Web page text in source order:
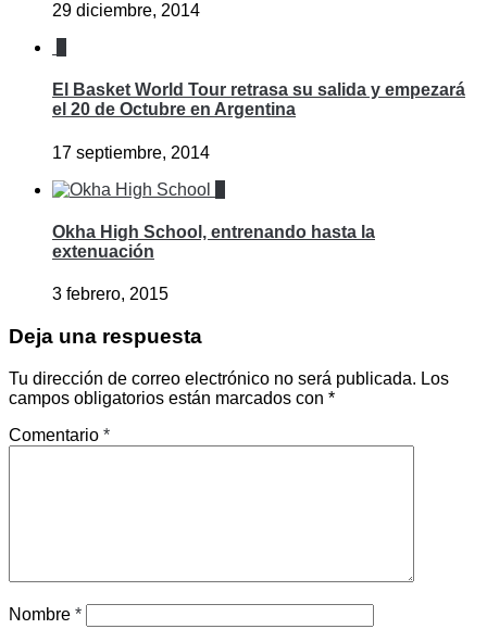
29 diciembre, 2014
El Basket World Tour retrasa su salida y empezará
el 20 de Octubre en Argentina
17 septiembre, 2014
Okha High School, entrenando hasta la
extenuación
3 febrero, 2015
Deja una respuesta
Tu dirección de correo electrónico no será publicada. Los
campos obligatorios están marcados con *
Comentario *
Nombre *